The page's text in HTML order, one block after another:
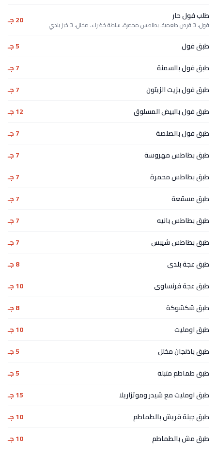
طلب فول حار
فول، 3 قرص طعمية، بطاطس محمرة، سلطة خضراء، مخلل، 3 خبز بلدي 20 جـ
طبق فول
5 جـ
طبق فول بالسمنة
7 جـ
طبق فول بزيت الزيتون
7 جـ
طبق فول بالبيض المسلوق
12 جـ
طبق فول بالصلصة
7 جـ
طبق بطاطس مهروسة
7 جـ
طبق بطاطس محمرة
7 جـ
طبق مسقعة
7 جـ
طبق بطاطس بانيه
7 جـ
طبق بطاطس شيبس
7 جـ
طبق عجة بلدى
8 جـ
طبق عجة فرنساوى
10 جـ
طبق شكشوكة
8 جـ
طبق اومليت
10 جـ
طبق باذنجان مخلل
5 جـ
طبق طماطم متبلة
5 جـ
طبق اومليت مع شيدر وموتزاريلا
15 جـ
طبق جبنة قريش بالطماطم
10 جـ
طبق مش بالطماطم
10 جـ